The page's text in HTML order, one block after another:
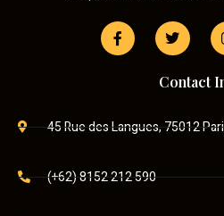
Contact
45 Rue des Langues, 75012
(+62) 8152 212 590